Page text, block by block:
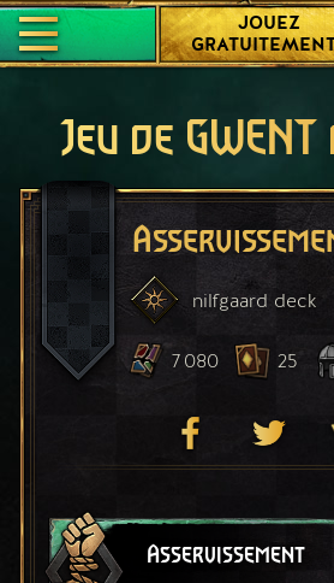
JOUEZ
Jeu de
nilfgaard deck
7 080 25
Asservissement